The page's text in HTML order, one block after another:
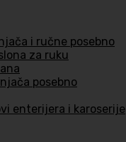
i ručne posebno
za ruku
posebno
enterijera i karoserije